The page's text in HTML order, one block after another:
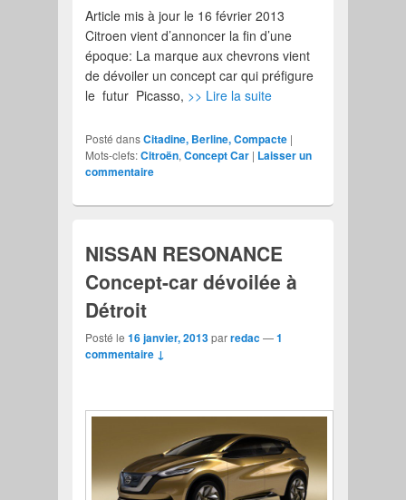
Article mis à jour le 16 février 2013
Citroen vient d’annoncer la fin d’une
époque: La marque aux chevrons vient
de dévoiler un concept car qui préfigure
le futur Picasso, >> Lire la suite
Posté dansCitadine, Berline, Compacte |
Mots-clefs:Citroën,Concept Car | Laisser un
commentaire
NISSAN RESONANCE
Concept-car dévoilée à
Détroit
Posté le16 janvier, 2013parredac—1
commentaire ↓